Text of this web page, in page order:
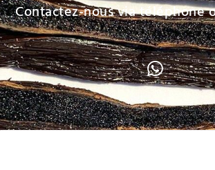
Contactez-nous via téléphone